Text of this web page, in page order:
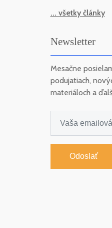
... všetky články
Newsletter
Mesačne
podujatiach,
materiáloch a
Odoslať